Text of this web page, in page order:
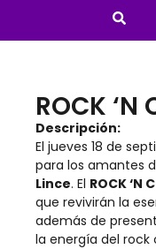
ROCK ‘N
Descripción:
El jueves 18 de
para los amantes
Lince. El ROCK ‘N
que revivirán la
además de
la energía del rock